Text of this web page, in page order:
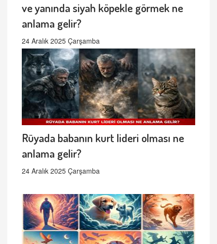
ve yanında siyah köpekle görmek ne
anlama gelir?
24 Aralık 2025 Çarşamba
Rüyada babanın kurt lideri olması ne
anlama gelir?
24 Aralık 2025 Çarşamba